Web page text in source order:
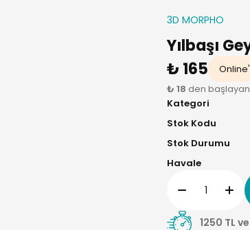
3D MORPHO
Yılbaşı
₺ 165
₺ 18 den
Kategori
Stok Kodu
Stok Durumu
Havale
1250 TL